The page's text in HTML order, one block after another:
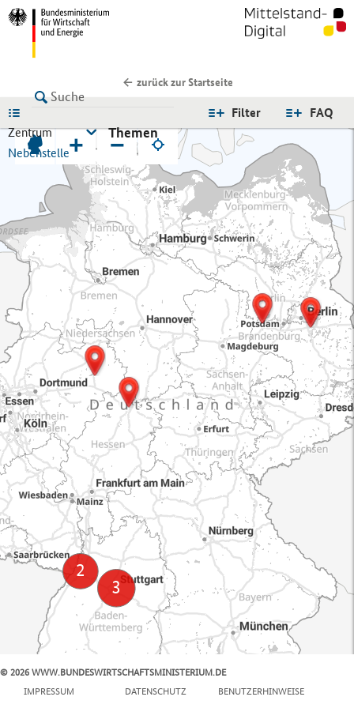
zurück zur Startseite
FAQ
Filter
Zentrum
Nebenstelle
Themen
+ −
© 2026 WWW.BUNDESWIRTSCHAFTSMINISTERIUM.DE
IMPRESSUM
DATENSCHUTZ BENUTZERHINWEISE